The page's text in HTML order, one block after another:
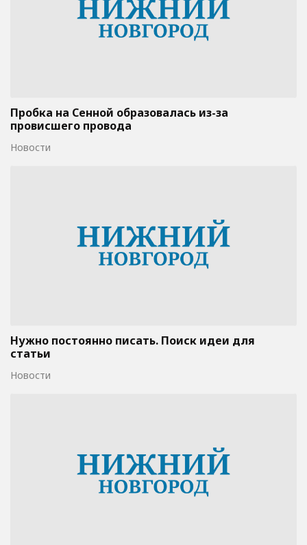
Пробка на Сенной образовалась из-за
провисшего провода
Новости
Нужно постоянно писать. Поиск идеи для
статьи
Новости